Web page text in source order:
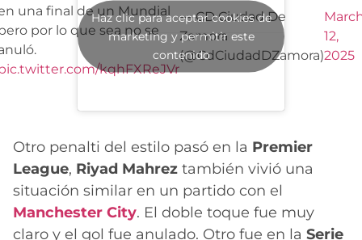
una final de un Mundial
por lo que sea no se
kqhFXReJVr
— CD Ciudad De
Zamora
(@CdCiudadDZamora)
12,
2025
Haz clic para aceptar cookies de
marketing y permitir este
contenido
Otro penalti del estilo pasó en la Premier
League, Riyad Mahrez también vivió una
situación similar en un partido con el
Manchester City. El doble toque fue muy
claro y el gol fue anulado. Otro fue en la Serie